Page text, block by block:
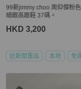
99新jimmy choo 周仰傑粉
細跟高跟鞋 37碼。
HKD 3,200
近新閒置品 本地 免